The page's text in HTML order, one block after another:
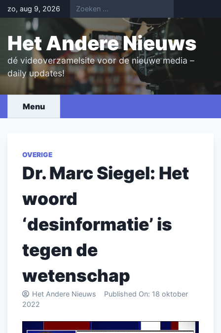
Skip
to
content
zo, aug 9, 2026
Het Andere Nieuws
dé videoverzamelsite voor de nieuwe media –
daily updates!
Menu
OVERIGE
Dr. Marc Siegel: Het
woord
‘desinformatie’ is
tegen de
wetenschap
Het Andere Nieuws Published On: 18 oktober
2022